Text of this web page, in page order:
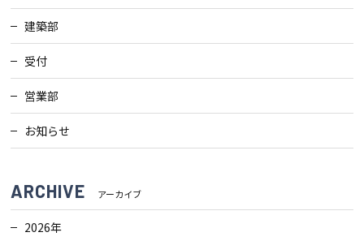
建築部
受付
営業部
お知らせ
ARCHIVE アーカイブ
2026年